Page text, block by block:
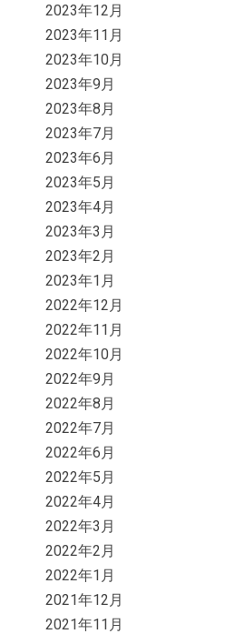
2023年12月
2023年11月
2023年10月
2023年9月
2023年8月
2023年7月
2023年6月
2023年5月
2023年4月
2023年3月
2023年2月
2023年1月
2022年12月
2022年11月
2022年10月
2022年9月
2022年8月
2022年7月
2022年6月
2022年5月
2022年4月
2022年3月
2022年2月
2022年1月
2021年12月
2021年11月